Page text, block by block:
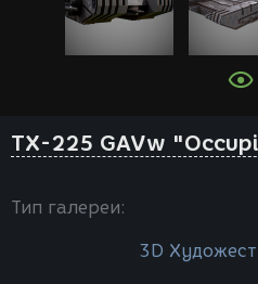
TX-225 GAVw
Тип галереи:
3D